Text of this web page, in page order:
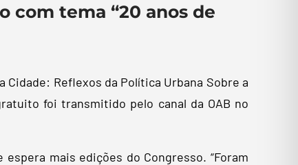
com tema “20 anos de
Reflexos da Política Urbana Sobre a
foi transmitido pelo canal da OAB no
mais edições do Congresso. “Foram